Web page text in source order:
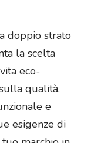
doppio strato
la scelta
eco-
qualità.
e
esigenze di